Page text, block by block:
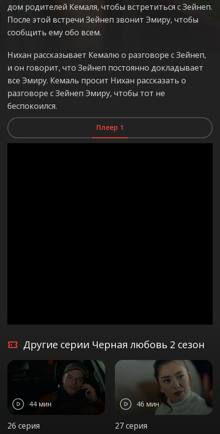
дом родителей Кемаля, чтобы встретиться с Зейнеп.
После этой встречи Зейнеп звонит Эмиру, чтобы
сообщить ему обо всем.
Нихан рассказывает Кемалю о разговоре с Зейнеп,
и он говорит, что Зейнеп постоянно докладывает
все Эмиру. Кемаль просит Нихан рассказать о
разговоре с Зейнеп Эмиру, чтобы тот не
беспокоился.
Плеер 1
Другие серии Черная любовь 2 сезон
44 мин
26 серия
46 мин
27 серия